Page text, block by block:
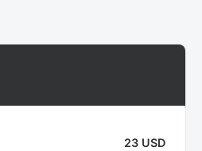
23 USD